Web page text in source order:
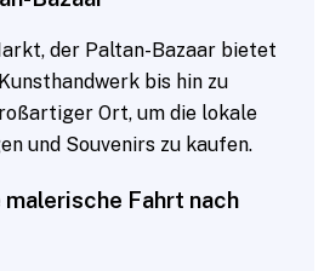
der Paltan-Bazaar bietet
bis hin zu
Ort, um die lokale
und Souvenirs zu kaufen.
malerische Fahrt nach